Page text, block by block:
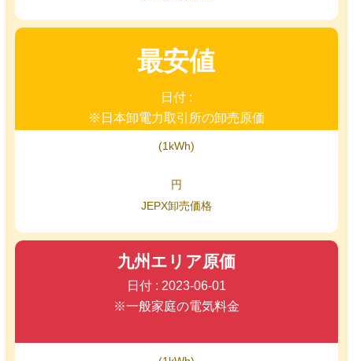
最安値
日付 :
※日本卸電力取引所の卸売原価
(1kWh)
円
JEPX卸売価格
九州エリア原価
日付 : 2023-06-01
※一般家庭の電気料金